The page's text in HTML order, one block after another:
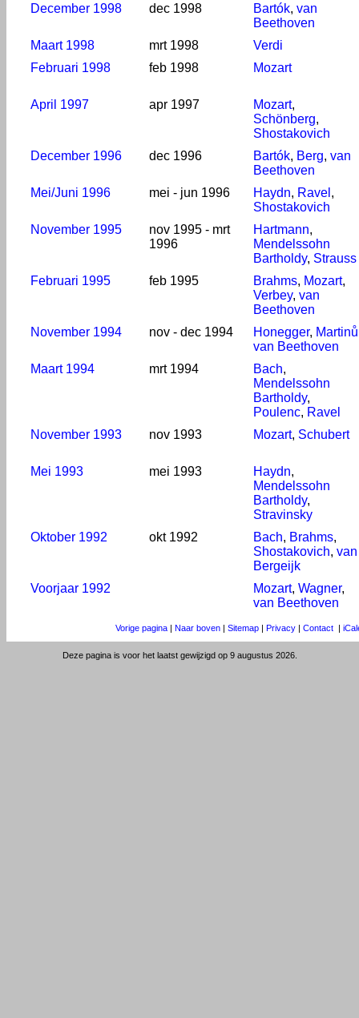
December 1998
dec 1998 Bartók, van
Beethoven
Maart 1998
mrt 1998
Verdi
Februari 1998
feb 1998 Mozart
April 1997 apr 1997 Mozart,
Schönberg,
Shostakovich
December 1996
dec 1996 Bartók, Berg, van
Beethoven
Mei/Juni 1996
mei - jun 1996 Haydn, Ravel ,
Shostakovich
November 1995
nov 1995 - mrt
1996
Hartmann,
Mendelssohn
Bartholdy, Strauss
Februari 1995
feb 1995 Brahms, Mozart,
Verbey, van
Beethoven
November 1994
nov - dec 1994 Honegger, Martinů
van Beethoven
Maart 1994
mrt 1994 Bach,
Mendelssohn
Bartholdy,
Poulenc, Ravel
November 1993
nov 1993 Mozart, Schubert
Mei 1993 mei 1993 Haydn,
Mendelssohn
Bartholdy,
Stravinsky
Oktober 1992
okt 1992 Bach, Brahms,
Shostakovich, van
Bergeijk
Voorjaar 1992
Mozart, Wagner,
van Beethoven
Vorige pagina | Naar boven | Sitemap | Privacy | Contact |
Deze pagina is voor het laatst gewijzigd op 9 augustus 2026.